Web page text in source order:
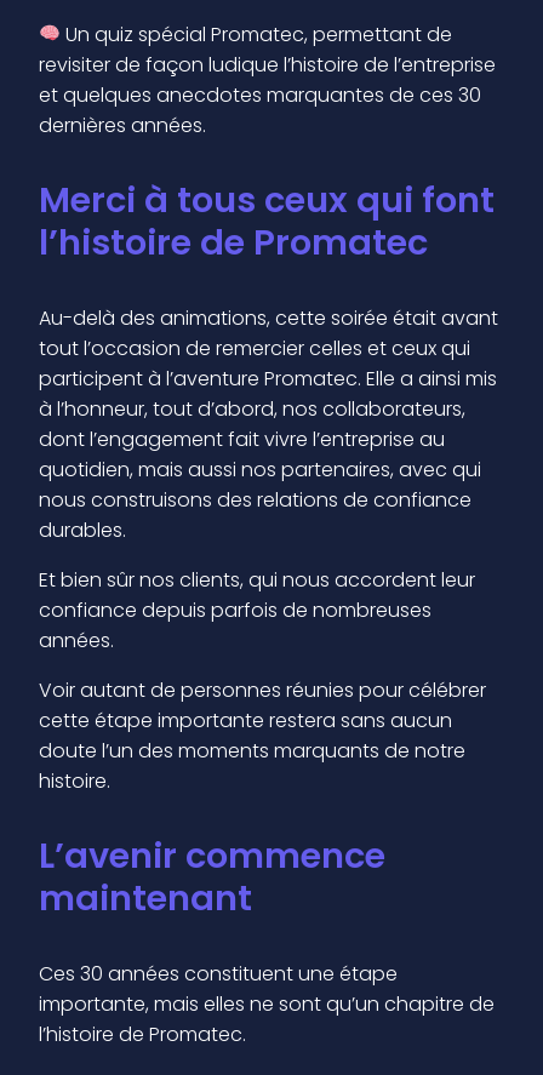
Un quiz spécial Promatec, permettant de
revisiter de façon ludique l’histoire de l’entreprise
et quelques anecdotes marquantes de ces 30
dernières années.
Merci à tous ceux qui font
l’histoire de Promatec
Au-delà des animations, cette soirée était avant
tout l’occasion de remercier celles et ceux qui
participent à l’aventure Promatec. Elle a ainsi mis
à l’honneur, tout d’abord, nos collaborateurs,
dont l’engagement fait vivre l’entreprise au
quotidien, mais aussi nos partenaires, avec qui
nous construisons des relations de confiance
durables.
Et bien sûr nos clients, qui nous accordent leur
confiance depuis parfois de nombreuses
années.
Voir autant de personnes réunies pour célébrer
cette étape importante restera sans aucun
doute l’un des moments marquants de notre
histoire.
L’avenir commence
maintenant
Ces 30 années constituent une étape
importante, mais elles ne sont qu’un chapitre de
l’histoire de Promatec.